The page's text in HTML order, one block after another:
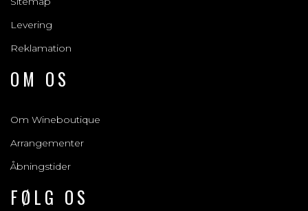
Levering
Reklamation
OM OS
Om Wineboutique
Arrangementer
Åbningstider
FØLG OS